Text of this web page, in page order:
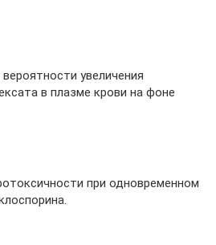
увеличения
в плазме крови на фоне
при одновременном